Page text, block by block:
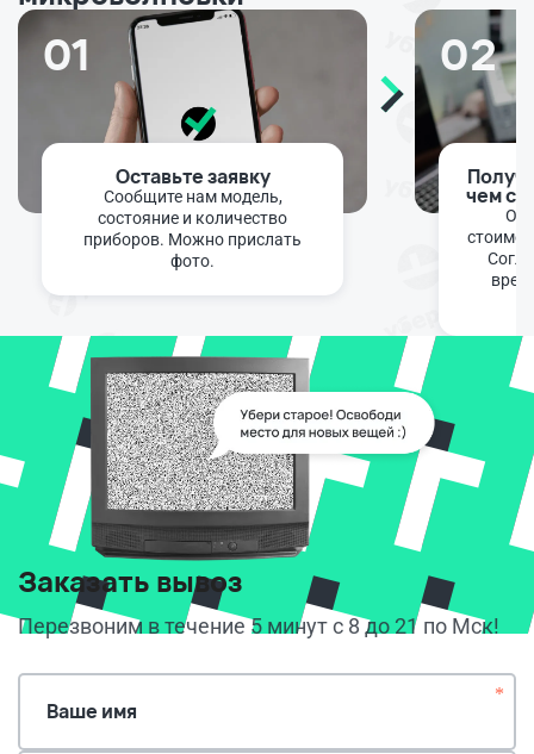
01
Оставьте заявку
Сообщите нам модель,
состояние и количество
приборов. Можно прислать
фото.
02
чем
Заказать вывоз
Перезвоним в течение 5 минут с 8 до 21 по Мск!
Ваше имя
*